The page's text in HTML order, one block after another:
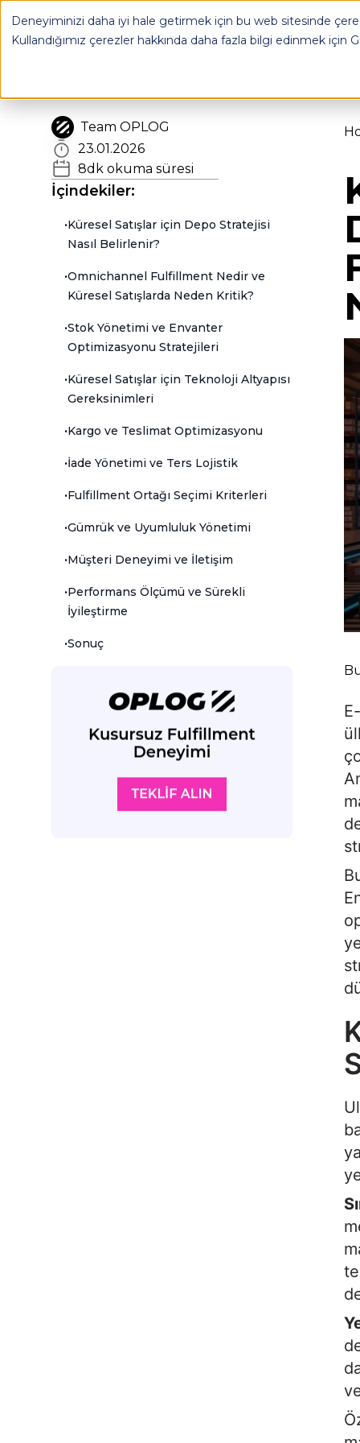
Deneyiminizi daha iyi hale getirmek için bu web sitesinde
Kullandığımız çerezler hakkında daha fazla bilgi edinmek için
OPLOG
Team OPLOG
23.01.2026
8dk okuma süresi
İçindekiler:
•Küresel Satışlar için Depo Stratejisi
Nasıl Belirlenir?
•Omnichannel Fulfillment Nedir ve
Küresel Satışlarda Neden Kritik?
•Stok Yönetimi ve Envanter
Optimizasyonu Stratejileri
•Küresel Satışlar için Teknoloji Altyapısı
Gereksinimleri
•Kargo ve Teslimat Optimizasyonu
•İade Yönetimi ve Ters Lojistik
•Fulfillment Ortağı Seçimi Kriterleri
•Gümrük ve Uyumluluk Yönetimi
•Müşteri Deneyimi ve İletişim
•Performans Ölçümü ve Sürekli
İyileştirme
•Sonuç